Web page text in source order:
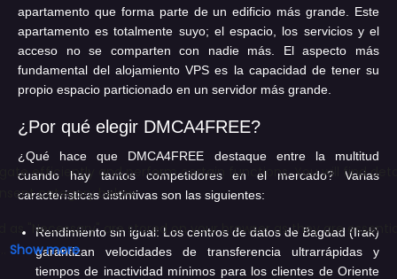
apartamento que forma parte de un edificio más grande. Este
apartamento es totalmente suyo; el espacio, los servicios y el
acceso no se comparten con nadie más. El aspecto más
fundamental del alojamiento VPS es la capacidad de tener su
propio espacio particionado en un servidor más grande.
¿Por qué elegir DMCA4FREE?
¿Qué hace que DMCA4FREE destaque entre la multitud
cuando hay tantos competidores en el mercado? Varias
características distintivas son las siguientes:
Rendimiento sin igual: Los centros de datos de Bagdad (Irak)
garantizan velocidades de transferencia ultrarrápidas y
tiempos de inactividad mínimos para los clientes de Oriente